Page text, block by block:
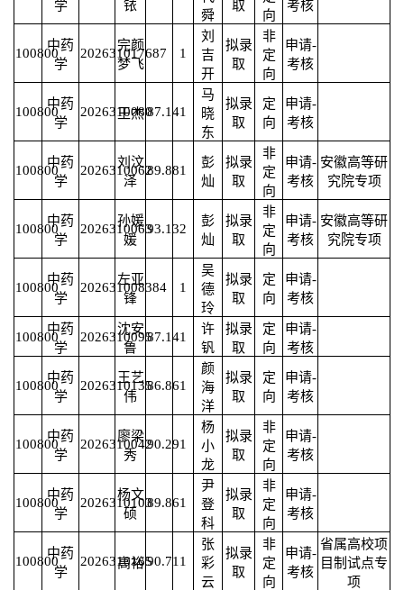
学 铱
舜
取
向
考核
100800
中药
学
2026310176
完颜
梦飞
87 1
刘
吉
开
拟录
取
非
定
向
申请-
考核
100800
中药
学
2026310080
王杰 87.141
马
晓
东
拟录
取
定
向
申请-
考核
100800
中药
学
2026310062
刘汶
泽
89.881
彭
灿
拟录
取
非
定
向
申请-
考核
安徽高等研
究院专项
100800
中药
学
2026310063
孙媛
媛
93.132
彭
灿
拟录
取
非
定
向
申请-
考核
安徽高等研
究院专项
100800
中药
学
2026310083
左亚
锋
84 1
吴
德
玲
拟录
取
定
向
申请-
考核
100800
中药
学
2026310095
沈安
鲁
87.141
许
钒
拟录
取
定
向
申请-
考核
100800
中药
学
2026310135
王艺
伟
86.861
颜
海
洋
拟录
取
定
向
申请-
考核
100800
中药
学
2026310042
廖梁
秀
90.291
杨
小
龙
拟录
取
非
定
向
申请-
考核
100800
中药
学
2026310103
杨文
硕
89.861
尹
登
科
拟录
取
非
定
向
申请-
考核
100800
中药
学
2026310165
高裕 90.71 1
张
彩
云
拟录
取
非
定
向
申请-
考核
省属高校项
目制试点专
项